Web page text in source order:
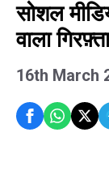
सोशल
वाला
16th March